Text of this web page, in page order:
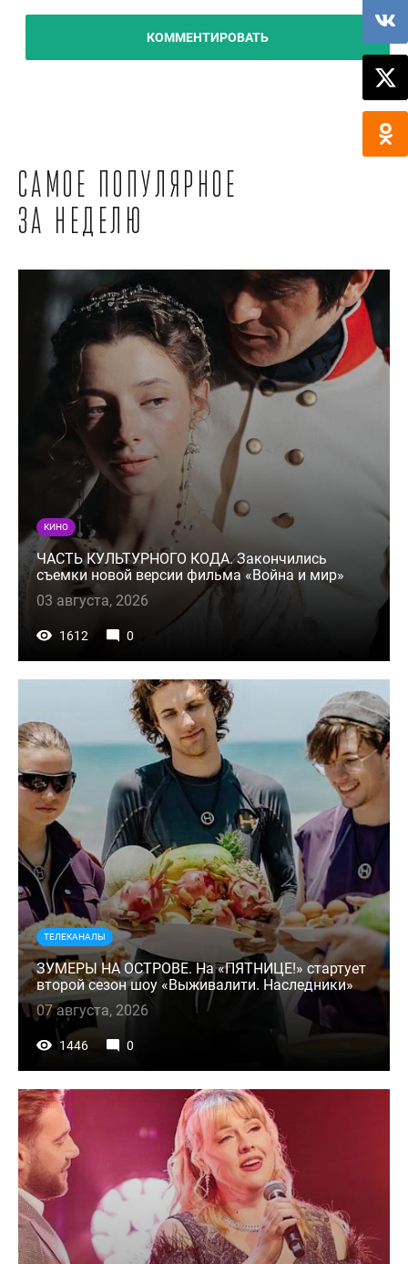
КОММЕНТИРОВАТЬ
Самое популярное
за неделю
КИНО
ЧАСТЬ КУЛЬТУРНОГО КОДА. Закончились
съемки новой версии фильма «Война и мир»
03 августа, 2026
1612 0
ТЕЛЕКАНАЛЫ
ЗУМЕРЫ НА ОСТРОВЕ. На «ПЯТНИЦЕ!» стартует
второй сезон шоу «Выживалити. Наследники»
07 августа, 2026
1446 0